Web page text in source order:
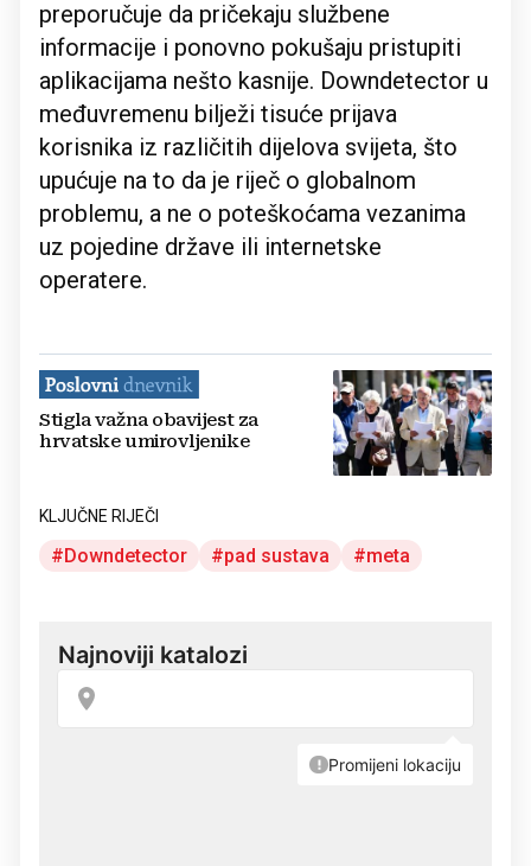
preporučuje da pričekaju službene
informacije i ponovno pokušaju pristupiti
aplikacijama nešto kasnije. Downdetector u
međuvremenu bilježi tisuće prijava
korisnika iz različitih dijelova svijeta, što
upućuje na to da je riječ o globalnom
problemu, a ne o poteškoćama vezanima
uz pojedine države ili internetske
operatere.
Stigla važna obavijest za
hrvatske umirovljenike
KLJUČNE RIJEČI
Downdetector pad sustava meta